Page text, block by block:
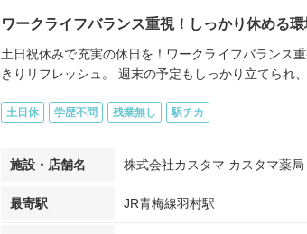
ワークライフバランス重視！しっかり休める
土日祝休みで充実の休日を！ワークライフバランス
きりリフレッシュ。 週末の予定もしっかり立てられ、
土日休 学歴不問 残業無し 駅チカ
施設・店舗名 株式会社カスタマ カスタマ薬
最寄駅 JR青梅線羽村駅